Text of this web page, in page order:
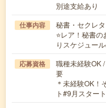
別途支給あり
仕事内容
秘書・セクレ
⭐レア！秘書
りスケジュー
応募資格
職種未経験OK
要
＊未経験OK
ト#9月スター